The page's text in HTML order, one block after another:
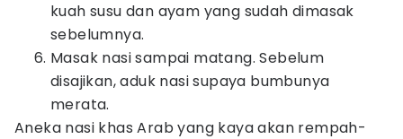
kuah susu dan ayam yang sudah dimasak
sebelumnya.
Masak nasi sampai matang. Sebelum
disajikan, aduk nasi supaya bumbunya
merata.
Aneka nasi khas Arab yang kaya akan rempah-